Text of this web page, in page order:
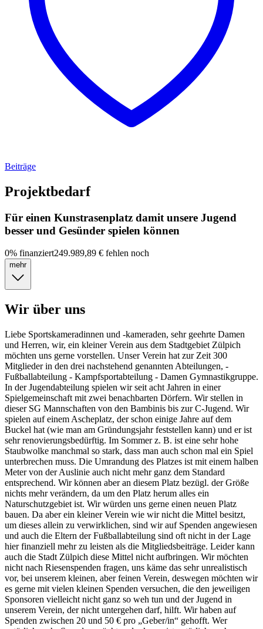
Beiträge
Projektbedarf
Für einen Kunstrasenplatz damit unsere Jugend
besser und Gesünder spielen können
0% finanziert249.989,89 € fehlen noch
mehr
Wir über uns
Liebe Sportskameradinnen und -kameraden, sehr geehrte Damen
und Herren, wir, ein kleiner Verein aus dem Stadtgebiet Zülpich
möchten uns gerne vorstellen. Unser Verein hat zur Zeit 300
Mitglieder in den drei nachstehend genannten Abteilungen, -
Fußballabteilung - Kampfsportabteilung - Damen Gymnastikgruppe.
In der Jugendabteilung spielen wir seit acht Jahren in einer
Spielgemeinschaft mit zwei benachbarten Dörfern. Wir stellen in
dieser SG Mannschaften von den Bambinis bis zur C-Jugend. Wir
spielen auf einem Ascheplatz, der schon einige Jahre auf dem
Buckel hat (wie man am Gründungsjahr feststellen kann) und er ist
sehr renovierungsbedürftig. Im Sommer z. B. ist eine sehr hohe
Staubwolke manchmal so stark, dass man auch schon mal ein Spiel
unterbrechen muss. Die Umrandung des Platzes ist mit einem halben
Meter von der Auslinie auch nicht mehr ganz dem Standard
entsprechend. Wir können aber an diesem Platz bezügl. der Größe
nichts mehr verändern, da um den Platz herum alles ein
Naturschutzgebiet ist. Wir würden uns gerne einen neuen Platz
bauen. Da aber ein kleiner Verein wie wir nicht die Mittel besitzt,
um dieses allein zu verwirklichen, sind wir auf Spenden angewiesen
und auch die Eltern der Fußballabteilung sind oft nicht in der Lage
hier finanziell mehr zu leisten als die Mitgliedsbeiträge. Leider kann
auch die Stadt Zülpich diese Mittel nicht aufbringen. Wir möchten
nicht nach Riesenspenden fragen, uns käme das sehr unrealistisch
vor, bei unserem kleinen, aber feinen Verein, deswegen möchten wir
es gerne mit vielen kleinen Spenden versuchen, die den jeweiligen
Sponsoren vielleicht nicht ganz so weh tun und der Jugend in
unserem Verein, der nicht untergehen darf, hilft. Wir haben auf
Spenden zwischen 20 und 50 € pro „Geber/in“ gehofft. Wer